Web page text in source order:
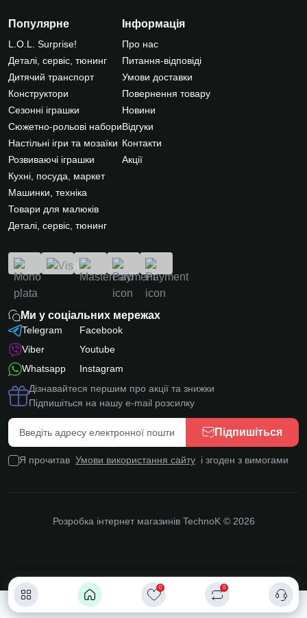
0 0
Популярне
L.O.L. Surprise!
Деталі, сервіс, тюнинг
Дитячий транспорт
Конструктори
Сезонні іграшки
Сюжетно-рольові набори
Настільні ігри та мозаїки
Розвиваючі іграшки
Кухні, посуда, маркет
Машинки, техніка
Товари для малюків
Деталі, сервіс, тюнинг
Інформація
Про нас
Питання-відповіді
Умови доставки
Повернення товару
Новини
Відгуки
Контакти
Акції
Ми у соціальних мережах
Telegram
Viber
Whatsapp
Facebook
Youtube
Instagram
Дізнавайтеся першим про акції та знижки
Підпишіться на нашу e-mail розсилку
Підпишіться
Я прочитав Умови використання сайту і згоден з вимогами
Розробка інтернет магазинівTechnoK © 2026